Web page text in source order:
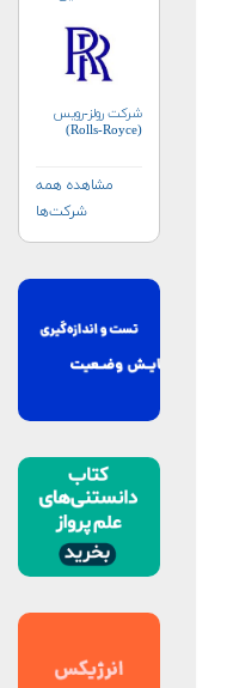
بلایا و واکنش‌های
اضطراری (UN-
SPIDER)
شرکت رولز-رویس
(Rolls-Royce)
مشاهده همه
شرکت‌ها